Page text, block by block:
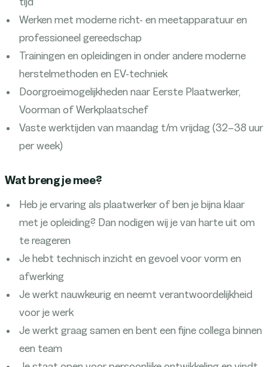
Werken met moderne richt- en meetapparatuur en
professioneel gereedschap
Trainingen en opleidingen in onder andere moderne
herstelmethoden en EV-techniek
Doorgroeimogelijkheden naar Eerste Plaatwerker,
Voorman of Werkplaatschef
Vaste werktijden van maandag t/m vrijdag (32–38 uur
per week)
Wat breng je mee?
Heb je ervaring als plaatwerker of ben je bijna klaar
met je opleiding? Dan nodigen wij je van harte uit om
te reageren
Je hebt technisch inzicht en gevoel voor vorm en
afwerking
Je werkt nauwkeurig en neemt verantwoordelijkheid
voor je werk
Je werkt graag samen en bent een fijne collega binnen
een team